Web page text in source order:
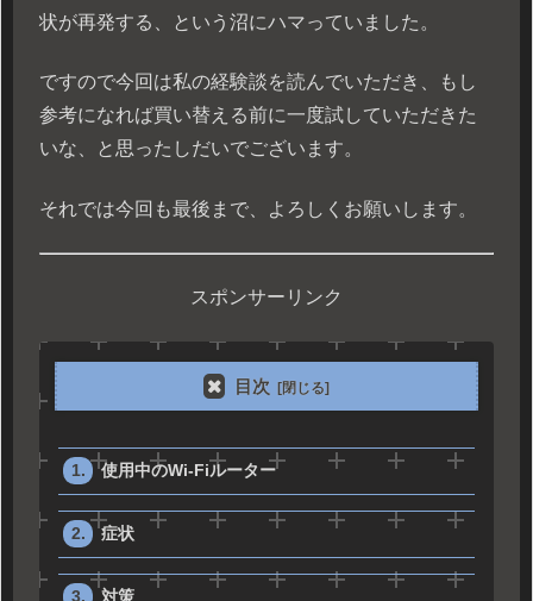
状が再発する、という沼にハマっていました。
ですので今回は私の経験談を読んでいただき、もし
参考になれば買い替える前に一度試していただきた
いな、と思ったしだいでございます。
それでは今回も最後まで、よろしくお願いします。
スポンサーリンク
目次
使用中のWi-Fiルーター
症状
対策